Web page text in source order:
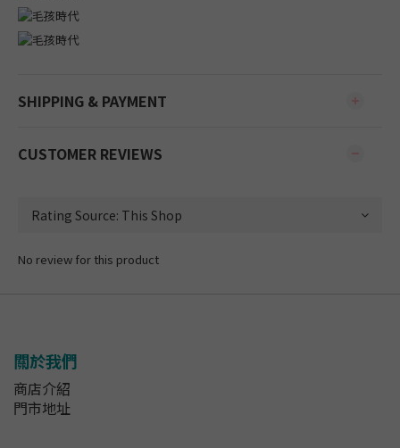
SHIPPING & PAYMENT
CUSTOMER REVIEWS
No review for this product
關於我們
商店介紹
門市地址